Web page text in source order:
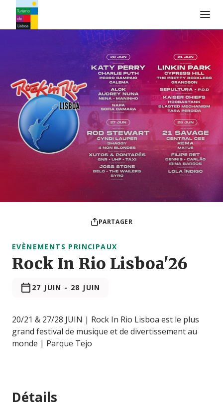
Logo de Turismo de Lisboa
PARTAGER
EVÈNEMENTS PRINCIPAUX
Rock In Rio Lisboa'26
27 JUIN - 28 JUIN
20/21 & 27/28 JUIN | Rock In Rio Lisboa est le plus
grand festival de musique et de divertissement au
monde | Parque Tejo
Détails